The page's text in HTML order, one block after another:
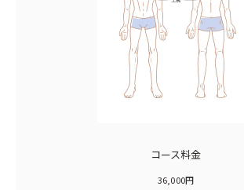
コース料金
36,000円